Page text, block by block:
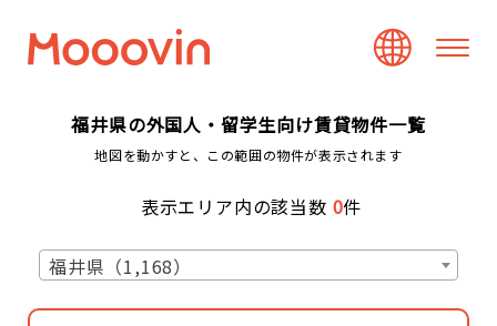
福井県の外国人・留学生向け賃貸物件一覧
地図を動かすと、この範囲の物件が表示されます
表示エリア内の該当数 0件
福井県（1,168）